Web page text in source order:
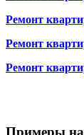
Ремонт
Ремонт
Ремонт
Примеры